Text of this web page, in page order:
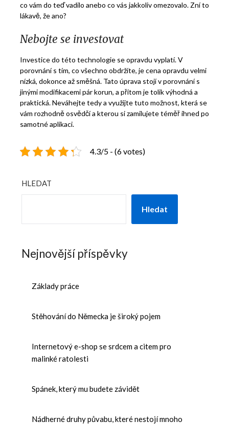
co vám do teď vadilo anebo co vás jakkoliv omezovalo. Zní to
lákavě, že ano?
Nebojte se investovat
Investice do této technologie se opravdu vyplatí. V
porovnání s tím, co všechno obdržíte, je cena opravdu velmi
nízká, dokonce až směšná. Tato úprava stojí v porovnání s
jinými modifikacemi pár korun, a přitom je tolik výhodná a
praktická. Neváhejte tedy a využijte tuto možnost, která se
vám rozhodně osvědčí a kterou si zamilujete téměř ihned po
samotné aplikaci.
4.3/5 - (6 votes)
HLEDAT
Hledat
Nejnovější příspěvky
Základy práce
Stěhování do Německa je široký pojem
Internetový e-shop se srdcem a citem pro
malinké ratolesti
Spánek, který mu budete závidět
Nádherné druhy půvabu, které nestojí mnoho